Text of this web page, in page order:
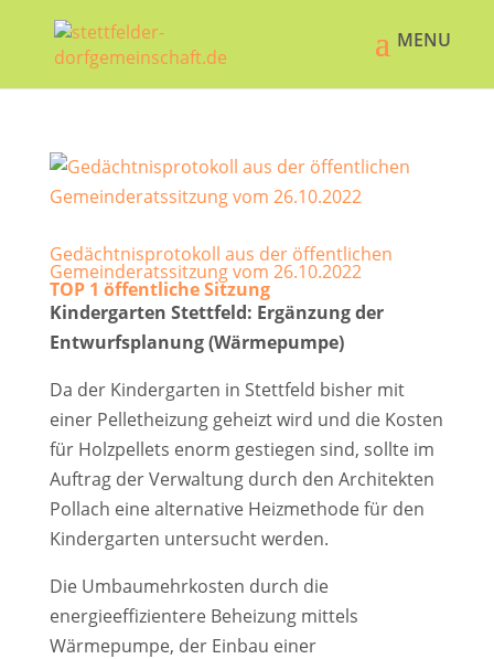
Gedächtnisprotokoll aus der öffentlichen
Gemeinderatssitzung vom 26.10.2022
TOP 1 öffentliche Sitzung
Kindergarten Stettfeld: Ergänzung der
Entwurfsplanung (Wärmepumpe)
Da der Kindergarten in Stettfeld bisher mit
einer Pelletheizung geheizt wird und die Kosten
für Holzpellets enorm gestiegen sind, sollte im
Auftrag der Verwaltung durch den Architekten
Pollach eine alternative Heizmethode für den
Kindergarten untersucht werden.
Die Umbaumehrkosten durch die
energieeffizientere Beheizung mittels
Wärmepumpe, der Einbau einer